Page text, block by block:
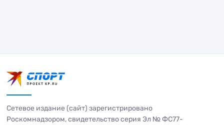
Сетевое издание (сайт) зарегистрировано
Роскомнадзором, свидетельство серия Эл № ФС77-